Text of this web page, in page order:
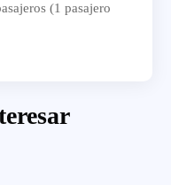
(1 pasajero